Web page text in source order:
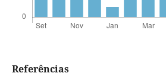
Referências